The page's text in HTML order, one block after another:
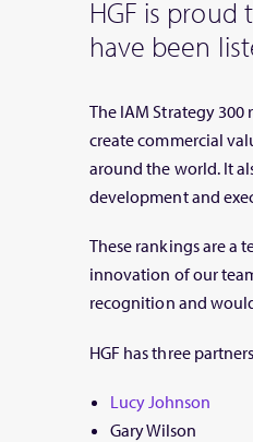
HGF is
have been
The IAM Strategy
create commercial
around the world. It
development and
These rankings are a
innovation of our
recognition and
HGF has three
Lucy Johnson
Gary Wilson